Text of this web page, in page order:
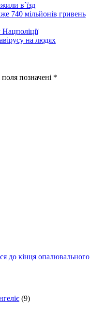
в`їзд
740 мільйонів гривень
на людях
поля позначені *
до кінця
(9)